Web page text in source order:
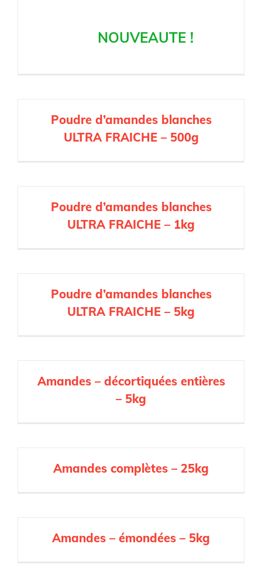
NOUVEAUTE !
Poudre d’amandes blanches
ULTRA FRAICHE – 500g
Poudre d’amandes blanches
ULTRA FRAICHE – 1kg
Poudre d’amandes blanches
ULTRA FRAICHE – 5kg
Amandes – décortiquées entières
– 5kg
Amandes complètes – 25kg
Amandes – émondées – 5kg